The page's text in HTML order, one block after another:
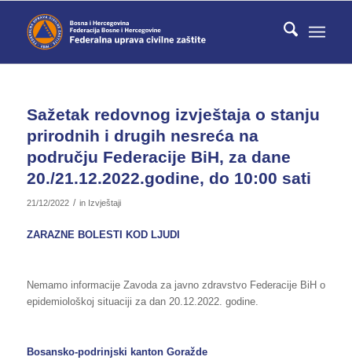
Sažetak redovnog izvještaja o stanju
prirodnih i drugih nesreća na
području Federacije BiH, za dane
20./21.12.2022.godine, do 10:00 sati
21/12/2022 / in Izvještaji
ZARAZNE BOLESTI KOD LJUDI
Nemamo informacije Zavoda za javno zdravstvo Federacije BiH o
epidemiološkoj situaciji za dan 20.12.2022. godine.
Bosansko-podrinjski kanton Goražde